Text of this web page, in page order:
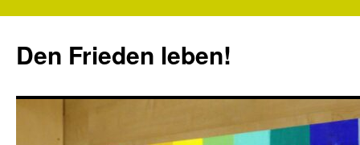
springen
Den Frieden leben!